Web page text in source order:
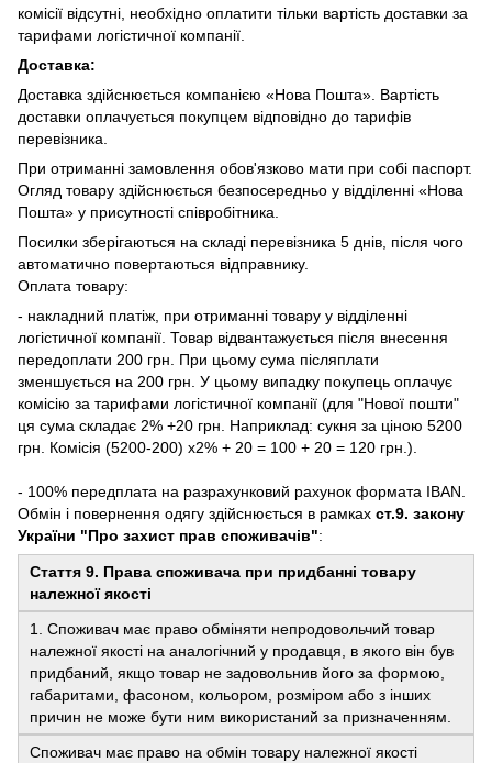
комісії відсутні, необхідно оплатити тільки вартість доставки за
тарифами логістичної компанії.
Доставка:
Доставка здійснюється компанією «Нова Пошта». Вартість
доставки оплачується покупцем відповідно до тарифів
перевізника.
При отриманні замовлення обов'язково мати при собі паспорт.
Огляд товару здійснюється безпосередньо у відділенні «Нова
Пошта» у присутності співробітника.
Посилки зберігаються на складі перевізника 5 днів, після чого
автоматично повертаються відправнику.
Оплата товару:
- накладний платіж, при отриманні товару у відділенні
логістичної компанії. Товар відвантажується після внесення
передоплати 200 грн. При цьому сума післяплати
зменшується на 200 грн. У цьому випадку покупець оплачує
комісію за тарифами логістичної компанії (для "Нової пошти"
ця сума складає 2% +20 грн. Наприклад: сукня за ціною 5200
грн. Комісія (5200-200) х2% + 20 = 100 + 20 = 120 грн.).
- 100% передплата на разрахунковий рахунок формата IBAN.
Обмін і повернення одягу здійснюється в рамках ст.9. закону
України "Про захист прав споживачів":
Стаття 9. Права споживача при придбанні товару
належної якості
1. Споживач має право обміняти непродовольчий товар
належної якості на аналогічний у продавця, в якого він був
придбаний, якщо товар не задовольнив його за формою,
габаритами, фасоном, кольором, розміром або з інших
причин не може бути ним використаний за призначенням.
Споживач має право на обмін товару належної якості